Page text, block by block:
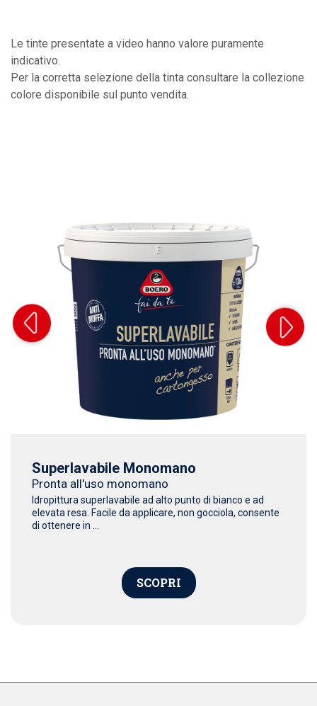
Le tinte presentate a video hanno valore puramente
indicativo.
Per la corretta selezione della tinta consultare la collezione
colore disponibile sul punto vendita.
Superlavabile Monomano
Pronta all'uso monomano
Idropittura superlavabile ad alto punto di bianco e ad
elevata resa. Facile da applicare, non gocciola, consente
di ottenere in ...
SCOPRI